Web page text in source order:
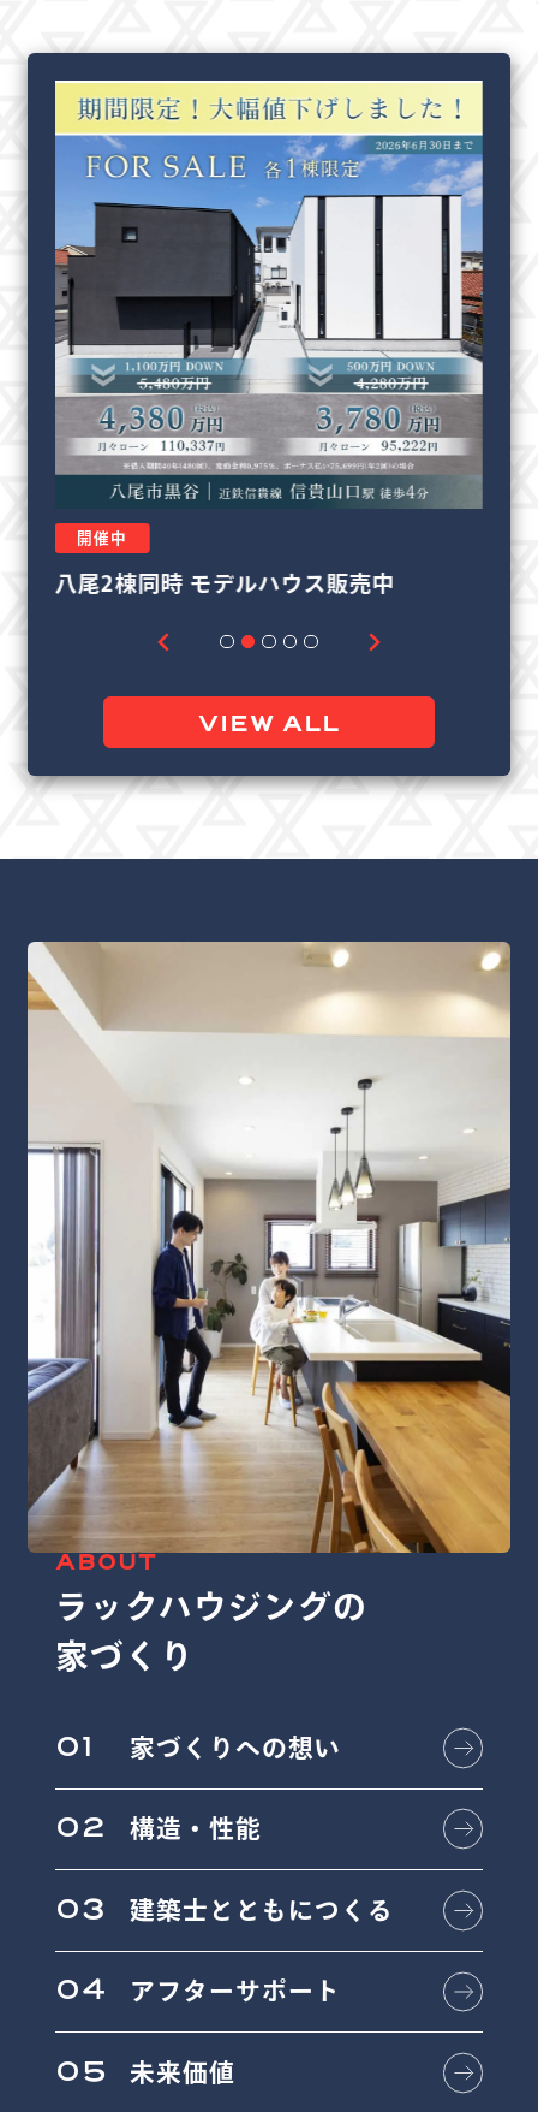
開催中
リフォーム＆リノベーション相談会
VIEW ALL
ABOUT
ラックハウジングの
家づくり
01 家づくりへの想い
02 構造・性能
03 建築士とともにつくる
04 アフターサポート
05 未来価値